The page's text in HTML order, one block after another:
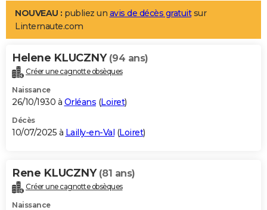
LIFESTYLE
Art de vivre
Bien-être
Loisirs
Mode
Modes de vie
Alimentation
Guide de la santé
Maladies
Médicaments
Sommeil
VOYAGE
Destinations
City break
Voyage nature
Voyage de noces
Forum
Climat
+PHOTO
GUIDES D'ACHAT
BONS PLANS
Carte de Noël
Carte Bonne année
Carte Saint-Valentin
Carte Pâques
Carte d'anniversaire
DICTIONNAIRE
Dictionnaire
Biographies
Citations
Expressions
Proverbes
PROGRAMME TV
NOUVEAU : publiez un avis de décès gratuitsur
Linternaute.com
Helene KLUCZNY (94 ans)
Créer une cagnotte obsèques
Naissance
26/10/1930 à Orléans (Loiret)
Décès
10/07/2025 à Lailly-en-Val (Loiret)
Rene KLUCZNY (81 ans)
Créer une cagnotte obsèques
Naissance